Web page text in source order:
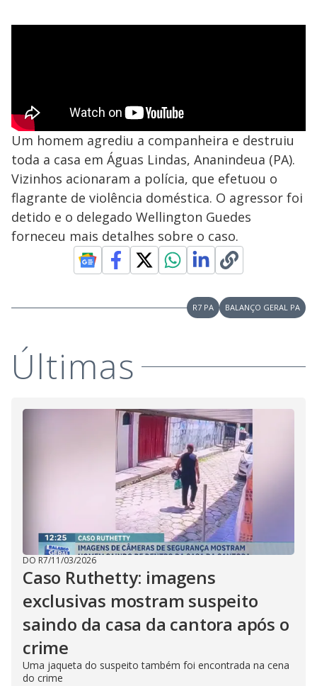
Um homem agrediu a companheira e destruiu
toda a casa em Águas Lindas, Ananindeua (PA).
Vizinhos acionaram a polícia, que efetuou o
flagrante de violência doméstica. O agressor foi
detido e o delegado Wellington Guedes
forneceu mais detalhes sobre o caso.
R7 PA BALANÇO GERAL PA
Últimas
DO R7/11/03/2026
Caso Ruthetty: imagens
exclusivas mostram suspeito
saindo da casa da cantora após o
crime
Uma jaqueta do suspeito também foi encontrada na cena
do crime